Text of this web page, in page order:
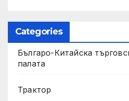
Categories
Българо-Китайска
палата
Трактор